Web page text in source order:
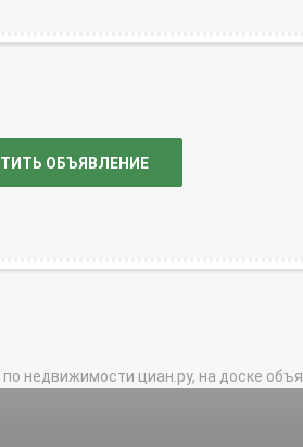
ОБЪЯВЛЕНИЕ
недвижимости циан.ру, на доске